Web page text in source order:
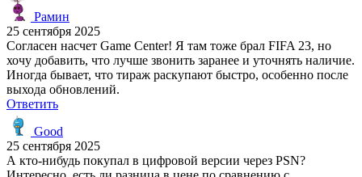
Рамин
25 сентября 2025
Согласен насчет Game Center! Я там тоже брал FIFA 23, но
хочу добавить, что лучше звонить заранее и уточнять наличие.
Иногда бывает, что тираж раскупают быстро, особенно после
выхода обновлений.
Ответить
Good
25 сентября 2025
А кто-нибудь покупал в цифровой версии через PSN?